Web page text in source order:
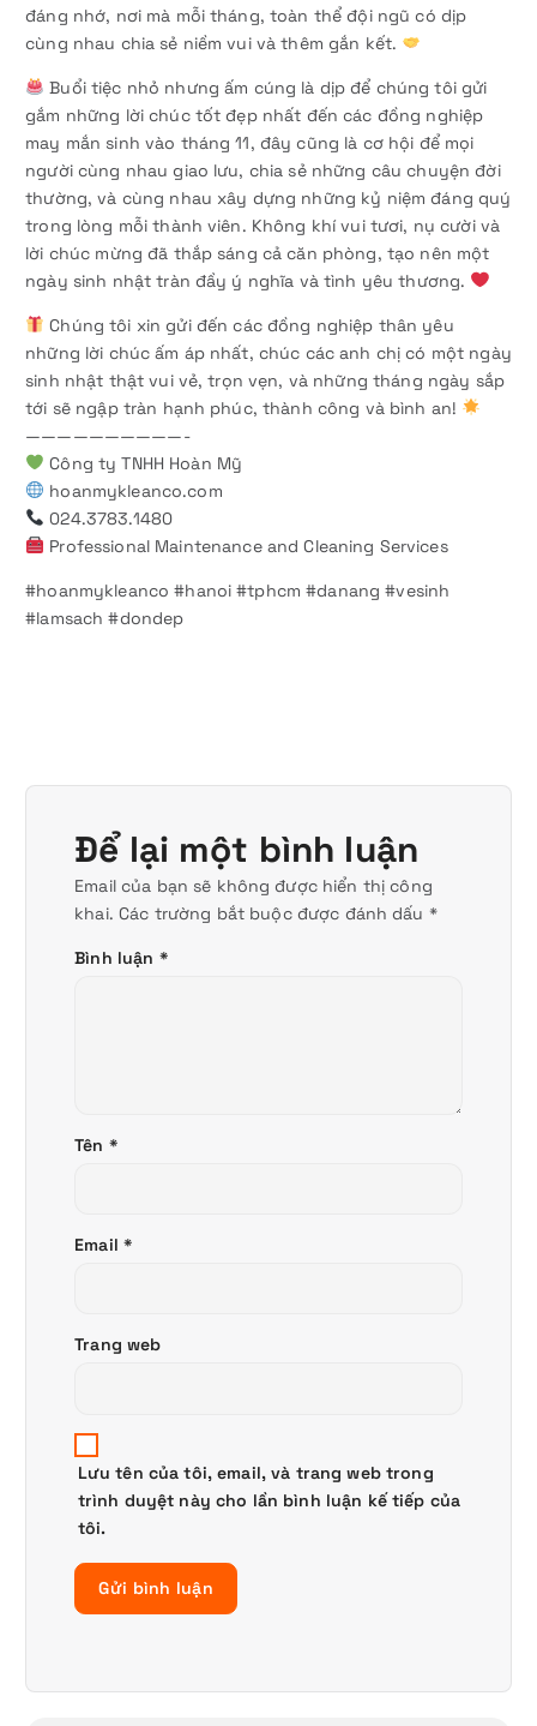
đáng nhớ, nơi mà mỗi tháng, toàn thể đội ngũ có dịp
cùng nhau chia sẻ niềm vui và thêm gắn kết.
Buổi tiệc nhỏ nhưng ấm cúng là dịp để chúng tôi gửi
gắm những lời chúc tốt đẹp nhất đến các đồng nghiệp
may mắn sinh vào tháng 11, đây cũng là cơ hội để mọi
người cùng nhau giao lưu, chia sẻ những câu chuyện đời
thường, và cùng nhau xây dựng những kỷ niệm đáng quý
trong lòng mỗi thành viên. Không khí vui tươi, nụ cười và
lời chúc mừng đã thắp sáng cả căn phòng, tạo nên một
ngày sinh nhật tràn đầy ý nghĩa và tình yêu thương.
Chúng tôi xin gửi đến các đồng nghiệp thân yêu
những lời chúc ấm áp nhất, chúc các anh chị có một ngày
sinh nhật thật vui vẻ, trọn vẹn, và những tháng ngày sắp
tới sẽ ngập tràn hạnh phúc, thành công và bình an!
——————————-
Công ty TNHH Hoàn Mỹ
hoanmykleanco.com
024.3783.1480
Professional Maintenance and Cleaning Services
#hoanmykleanco #hanoi #tphcm #danang #vesinh
#lamsach #dondep
Để lại một bình luận
Email của bạn sẽ không được hiển thị công
khai. Các trường bắt buộc được đánh dấu *
Bình luận *
Tên *
Email *
Trang web
Lưu tên của tôi, email, và trang web trong
trình duyệt này cho lần bình luận kế tiếp của
tôi.